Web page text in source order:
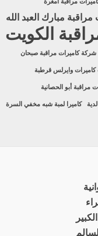
مبارك العبد الله
الكويت
شركة كاميرات مراقبة صبحان
كاميرات وايرلس قرطبة
مراقبة أبو الحصانية
كاميرا لمبة شبه مخفي السرة